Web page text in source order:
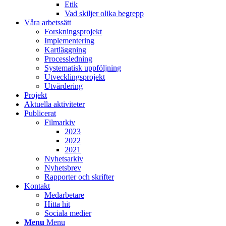
Etik
Vad skiljer olika begrepp
Våra arbetssätt
Forskningsprojekt
Implementering
Kartläggning
Processledning
Systematisk uppföljning
Utvecklingsprojekt
Utvärdering
Projekt
Aktuella aktiviteter
Publicerat
Filmarkiv
2023
2022
2021
Nyhetsarkiv
Nyhetsbrev
Rapporter och skrifter
Kontakt
Medarbetare
Hitta hit
Sociala medier
Menu Menu